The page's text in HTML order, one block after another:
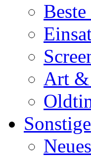
Art &
Sonstige